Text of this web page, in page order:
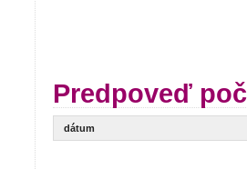
Predpoveď
dátum